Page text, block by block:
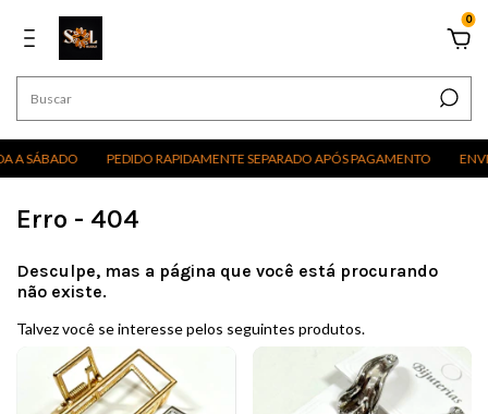
0
A SÁBADO PEDIDO RAPIDAMENTE SEPARADO APÓS PAGAMENTO
Erro - 404
Desculpe, mas a página que você está procurando
não existe.
Talvez você se interesse pelos seguintes produtos.